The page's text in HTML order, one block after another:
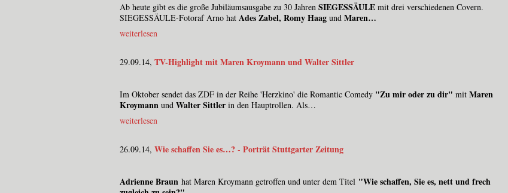
Ab heute gibt es die große Jubiläumsausgabe zu 30 Jahren SIEGESSÄULE mit drei verschiedenen Covern.
SIEGESSÄULE-Fotoraf Arno hat Ades Zabel, Romy Haag und Maren…
weiterlesen
29.09.14, TV-Highlight mit Maren Kroymann und Walter Sittler
Im Oktober sendet das ZDF in der Reihe 'Herzkino' die Romantic Comedy "Zu mir oder zu dir" mit Maren
Kroymann und Walter Sittler in den Hauptrollen. Als…
weiterlesen
26.09.14, Wie schaffen Sie es…? - Porträt Stuttgarter Zeitung
Adrienne Braun hat Maren Kroymann getroffen und unter dem Titel "Wie schaffen, Sie es, nett und frech